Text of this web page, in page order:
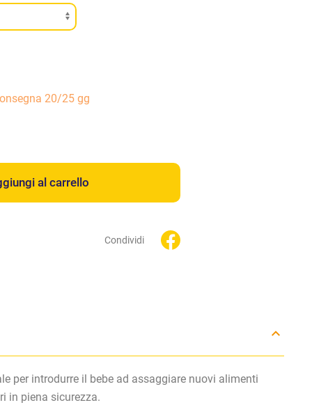
20/25 gg
al carrello
Condividi
per introdurre il bebe ad assaggiare nuovi alimenti
in piena sicurezza.